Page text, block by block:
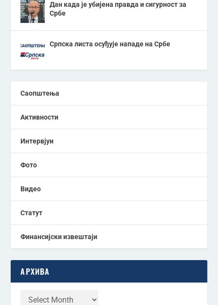
Дан када је убијена правда и сигурност за
Србе
Српска листа осуђује нападе на Србе
Саопштења
Активности
Интервјуи
Фото
Видео
Статут
Финансијски извештаји
АРХИВА